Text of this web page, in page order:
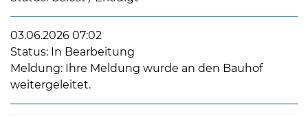
08
03.06.2026 07:02
Status: In Bearbeitung
Meldung: Ihre Meldung wurde an den Bauhof
weitergeleitet.